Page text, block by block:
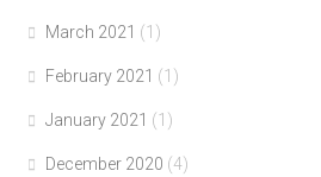
March 2021 (1)
February 2021 (1)
January 2021 (1)
December 2020 (4)